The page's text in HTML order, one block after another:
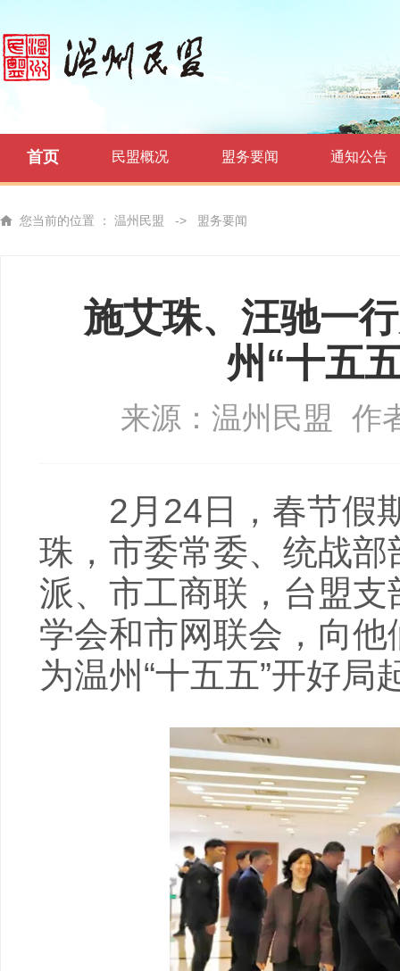
首页 民盟概况 盟务要闻 通知公告
您当前的位置 ： 温州民盟 -> 盟务要闻
施艾珠、汪驰一
州“十五
来源：温州民盟 作
2月24日，春节假期
珠，市委常委、统战
派、市工商联，台盟
学会和市网联会，向
为温州“十五五”开好局